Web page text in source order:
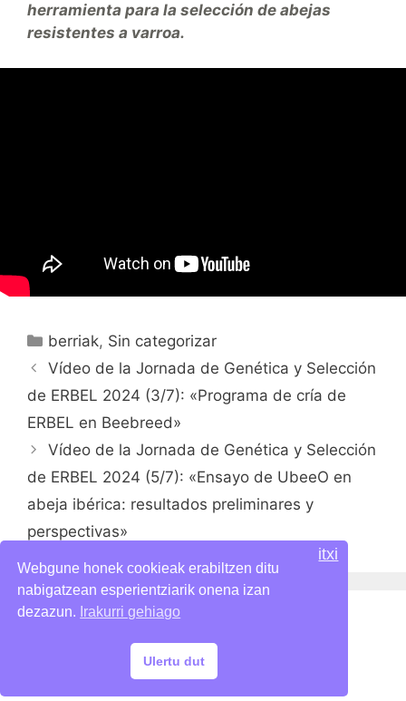
herramienta para la selección de abejas
resistentes a varroa.
Categorías
berriak, Sin categorizar
Vídeo de la Jornada de Genética y Selección
de ERBEL 2024 (3/7): «Programa de cría de
ERBEL en Beebreed»
Vídeo de la Jornada de Genética y Selección
de ERBEL 2024 (5/7): «Ensayo de UbeeO en
abeja ibérica: resultados preliminares y
perspectivas»
Politica de privacidad
© ERBEL 2024 ·
Webgune honek cookieak erabiltzen ditu
nabigatzean esperientziarik onena izan
dezazun. Irakurri gehiago
Ulertu dut
itxi